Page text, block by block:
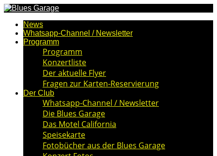
News
Whatsapp-Channel / Newsletter
Programm
Programm
Konzertliste
Der aktuelle Flyer
Fragen zur Karten-Reservierung
Der Club
Whatsapp-Channel / Newsletter
Die Blues Garage
Das Motel California
Speisekarte
Fotobücher aus der Blues Garage